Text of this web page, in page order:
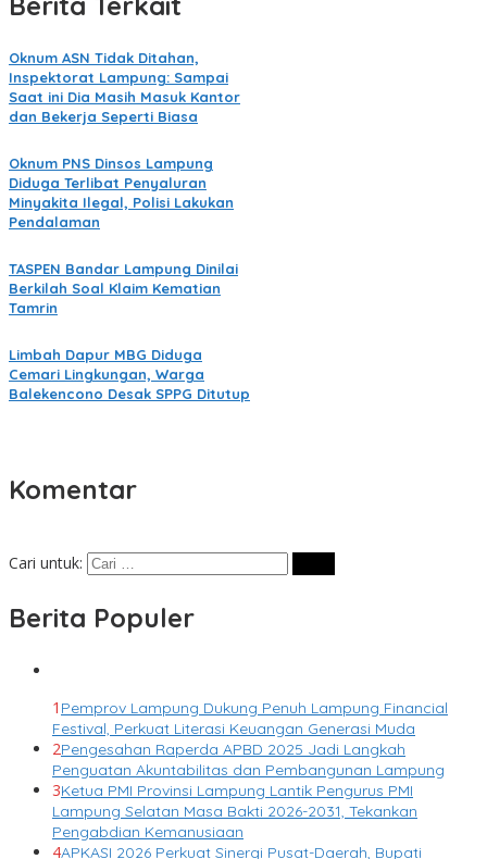
Oknum ASN Tidak Ditahan,
Inspektorat Lampung: Sampai
Saat ini Dia Masih Masuk Kantor
dan Bekerja Seperti Biasa
Oknum PNS Dinsos Lampung
Diduga Terlibat Penyaluran
Minyakita Ilegal, Polisi Lakukan
Pendalaman
TASPEN Bandar Lampung Dinilai
Berkilah Soal Klaim Kematian
Tamrin
Limbah Dapur MBG Diduga
Cemari Lingkungan, Warga
Balekencono Desak SPPG Ditutup
Komentar
Cari untuk:
Berita Populer
1 Pemprov Lampung Dukung Penuh Lampung Financial
Festival, Perkuat Literasi Keuangan Generasi Muda
2Pengesahan Raperda APBD 2025 Jadi Langkah
Penguatan Akuntabilitas dan Pembangunan Lampung
3Ketua PMI Provinsi Lampung Lantik Pengurus PMI
Lampung Selatan Masa Bakti 2026-2031, Tekankan
Pengabdian Kemanusiaan
4APKASI 2026 Perkuat Sinergi Pusat-Daerah, Bupati